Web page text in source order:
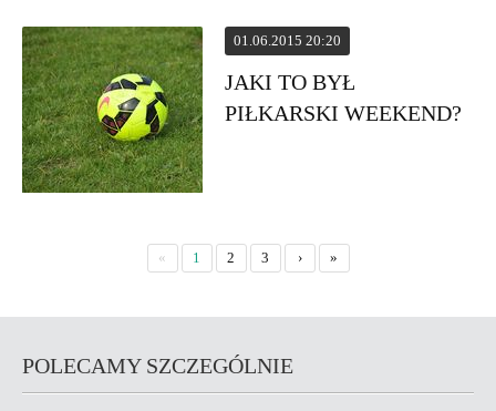
01.06.2015 20:20
JAKI TO BYŁ
PIŁKARSKI WEEKEND?
« 1 2 3 › »
POLECAMY SZCZEGÓLNIE